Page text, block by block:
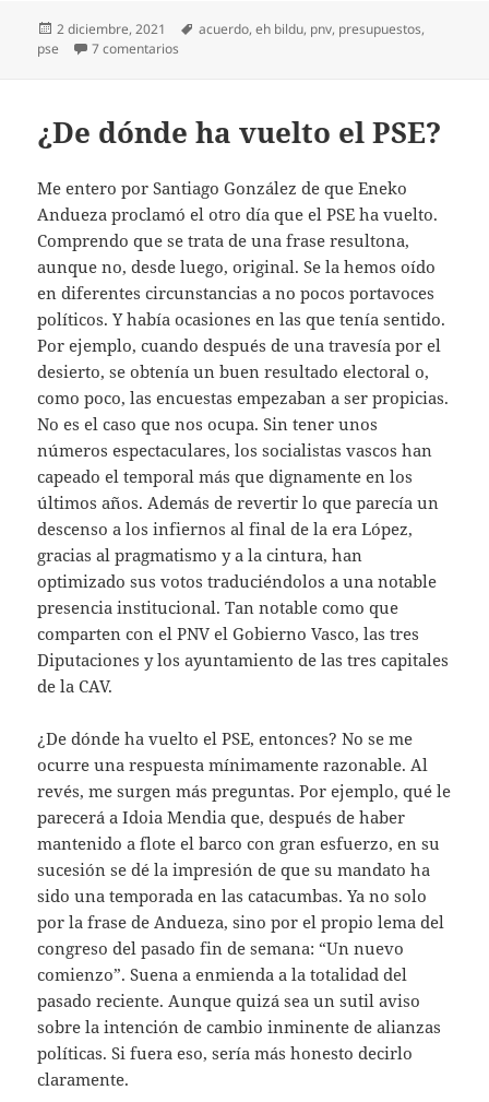
Publicado
el
2 diciembre, 2021 Etiquetas
acuerdo,eh bildu, pnv, presupuestos,
pse
7 comentarios
¿De dónde ha vuelto el PSE?
Me entero por Santiago González de que Eneko
Andueza proclamó el otro día que el PSE ha vuelto.
Comprendo que se trata de una frase resultona,
aunque no, desde luego, original. Se la hemos oído
en diferentes circunstancias a no pocos portavoces
políticos. Y había ocasiones en las que tenía sentido.
Por ejemplo, cuando después de una travesía por el
desierto, se obtenía un buen resultado electoral o,
como poco, las encuestas empezaban a ser propicias.
No es el caso que nos ocupa. Sin tener unos
números espectaculares, los socialistas vascos han
capeado el temporal más que dignamente en los
últimos años. Además de revertir lo que parecía un
descenso a los infiernos al final de la era López,
gracias al pragmatismo y a la cintura, han
optimizado sus votos traduciéndolos a una notable
presencia institucional. Tan notable como que
comparten con el PNV el Gobierno Vasco, las tres
Diputaciones y los ayuntamiento de las tres capitales
de la CAV.
¿De dónde ha vuelto el PSE, entonces? No se me
ocurre una respuesta mínimamente razonable. Al
revés, me surgen más preguntas. Por ejemplo, qué le
parecerá a Idoia Mendia que, después de haber
mantenido a flote el barco con gran esfuerzo, en su
sucesión se dé la impresión de que su mandato ha
sido una temporada en las catacumbas. Ya no solo
por la frase de Andueza, sino por el propio lema del
congreso del pasado fin de semana: “Un nuevo
comienzo”. Suena a enmienda a la totalidad del
pasado reciente. Aunque quizá sea un sutil aviso
sobre la intención de cambio inminente de alianzas
políticas. Si fuera eso, sería más honesto decirlo
claramente.